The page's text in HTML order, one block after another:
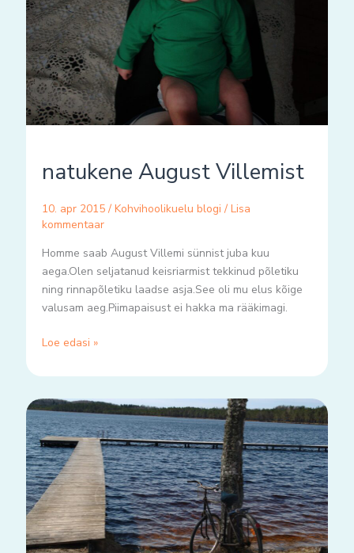
natukene August Villemist
10. apr 2015 / Kohvihoolikuelu blogi / Lisa
kommentaar
Homme saab August Villemi sünnist juba kuu
aega.Olen seljatanud keisriarmist tekkinud põletiku
ning rinnapõletiku laadse asja.See oli mu elus kõige
valusam aeg.Piimapaisust ei hakka ma rääkimagi.
Loe edasi »
minu
suurepärased
edusammud.